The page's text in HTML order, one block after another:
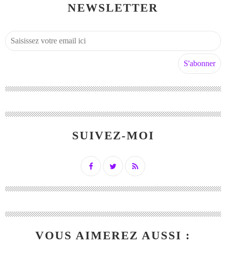
NEWSLETTER
SUIVEZ-MOI
VOUS AIMEREZ AUSSI :